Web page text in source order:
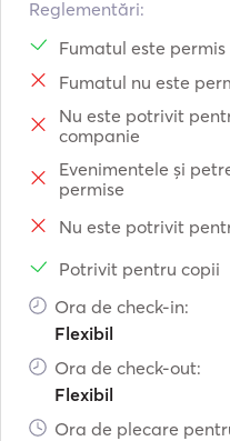
Reglementări:
Fumatul este
Fumatul nu este
Nu este potrivit
companie
Evenimentele și
permise
Nu este potrivit
Potrivit pentru copii
Ora de check-in:
Flexibil
Ora de check-out:
Flexibil
Ora de plecare